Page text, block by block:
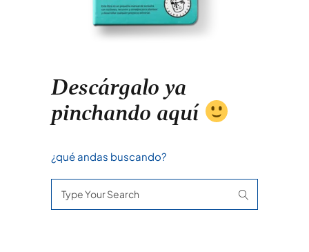
Descárgalo ya
pinchando aquí
¿qué andas buscando?
for: